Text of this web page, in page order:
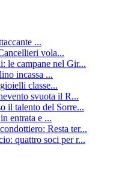
...
vola...
le campane nel Gir...
incassa ...
classe...
svuota il R...
il talento del Sorre...
entrata e ...
Resta ter...
quattro soci per r...